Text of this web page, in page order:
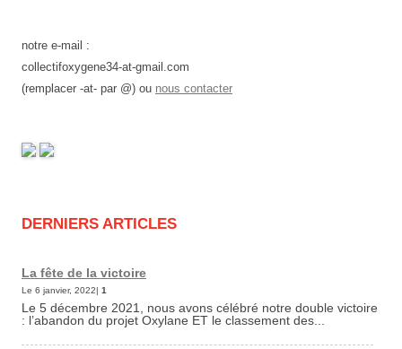
notre e-mail :
collectifoxygene34-at-gmail.com
(remplacer -at- par @) ou nous contacter
DERNIERS ARTICLES
La fête de la victoire
Le 6 janvier, 2022| 1
Le 5 décembre 2021, nous avons célébré notre double victoire
: l’abandon du projet Oxylane ET le classement des...